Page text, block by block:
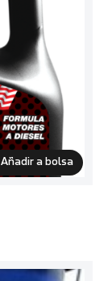
Añadir a bolsa